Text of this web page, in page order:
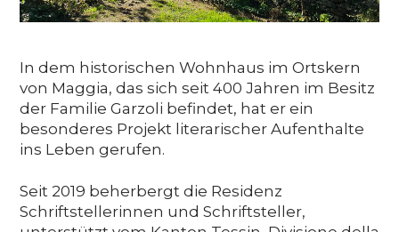
In dem historischen Wohnhaus im Ortskern
von Maggia, das sich seit 400 Jahren im Besitz
der Familie Garzoli befindet, hat er ein
besonderes Projekt literarischer Aufenthalte
ins Leben gerufen.
Seit 2019 beherbergt die Residenz
Schriftstellerinnen und Schriftsteller,